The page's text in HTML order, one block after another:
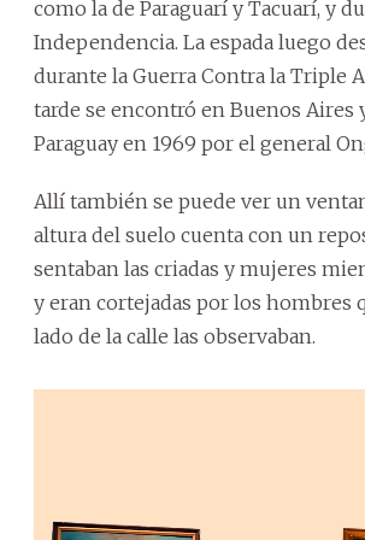
como la de Paraguarí y Tacuarí, y
Independencia. La espada luego
durante la Guerra Contra la Triple
tarde se encontró en Buenos Aires
Paraguay en 1969 por el general
Allí también se puede ver un
altura del suelo cuenta con un
sentaban las criadas y mujeres
y eran cortejadas por los hombres
lado de la calle las observaban.